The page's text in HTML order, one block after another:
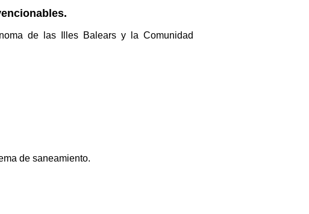
de las Illes Balears y la Comunidad
de saneamiento.